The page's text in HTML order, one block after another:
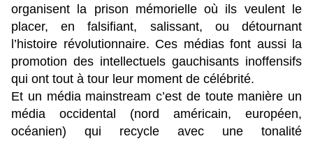
organisent la prison mémorielle où ils veulent le
placer, en falsifiant, salissant, ou détournant
l’histoire révolutionnaire. Ces médias font aussi la
promotion des intellectuels gauchisants inoffensifs
qui ont tout à tour leur moment de célébrité.
Et un média mainstream c’est de toute manière un
média occidental (nord américain, européen,
océanien) qui recycle avec une tonalité